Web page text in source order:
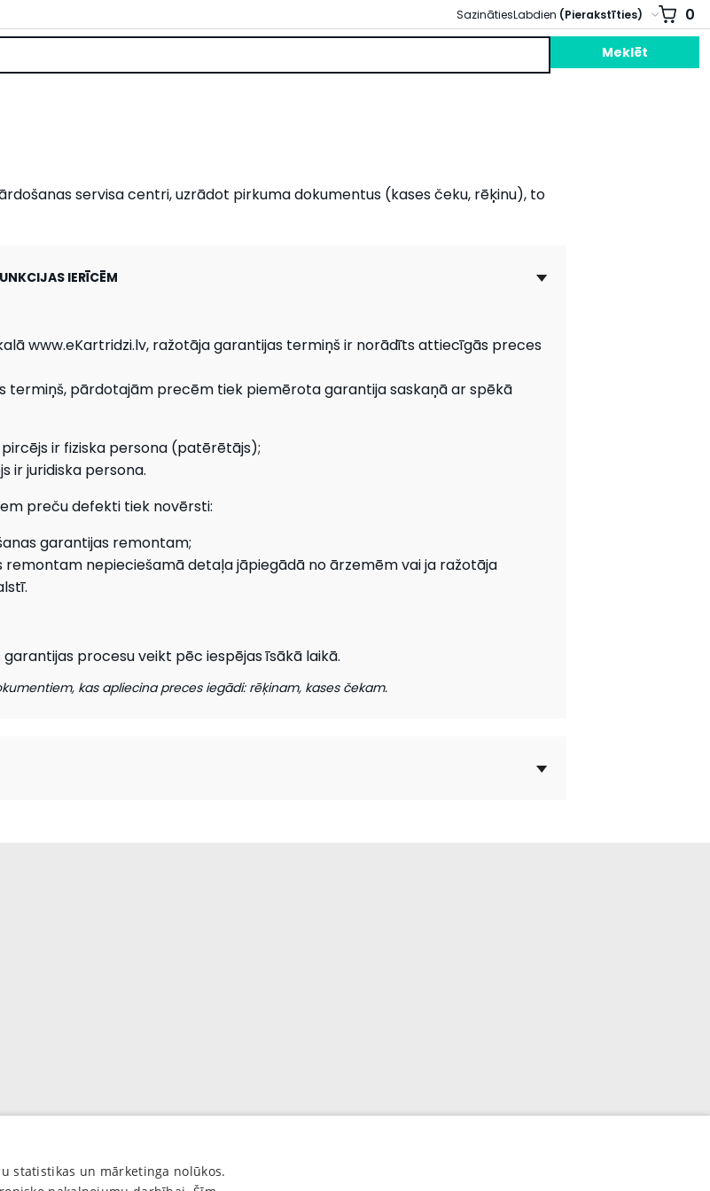
SazinātiesLabdien (Pierakstīties) 0
Meklēt
servisa centri, uzrādot pirkuma dokumentus (kases čeku, rēķinu), to
IERĪCĒM
www.eKartridzi.lv, ražotāja garantijas termiņš ir norādīts attiecīgās preces
termiņš, pārdotajām precēm tiek piemērota garantija saskaņā ar spēkā
ir fiziska persona (patērētājs);
ir juridiska persona.
preču defekti tiek novērsti:
garantijas remontam;
remontam nepieciešamā detaļa jāpiegādā no ārzemēm vai ja ražotāja
procesu veikt pēc iespējas īsākā laikā.
kas apliecina preces iegādi: rēķinam, kases čekam.
statistikas un mārketinga nolūkos.